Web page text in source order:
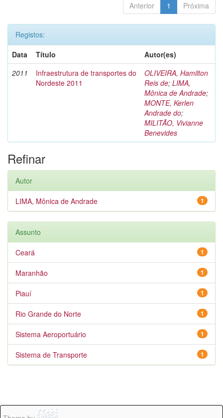
Anterior 1 Próxima
Registos:
Data
Título
Autor(es)
2011
Infraestrutura de transportes do
Nordeste 2011
OLIVEIRA, Hamilton
Reis de; LIMA,
Mônica de Andrade;
MONTE, Kerlen
Andrade do;
MILITÃO, Vivianne
Benevides
Refinar
Autor
1
LIMA, Mônica de Andrade
Assunto
1
Ceará
1
Maranhão
1
Piauí
1
Rio Grande do Norte
1
Sistema Aeroportuário
1
Sistema de Transporte